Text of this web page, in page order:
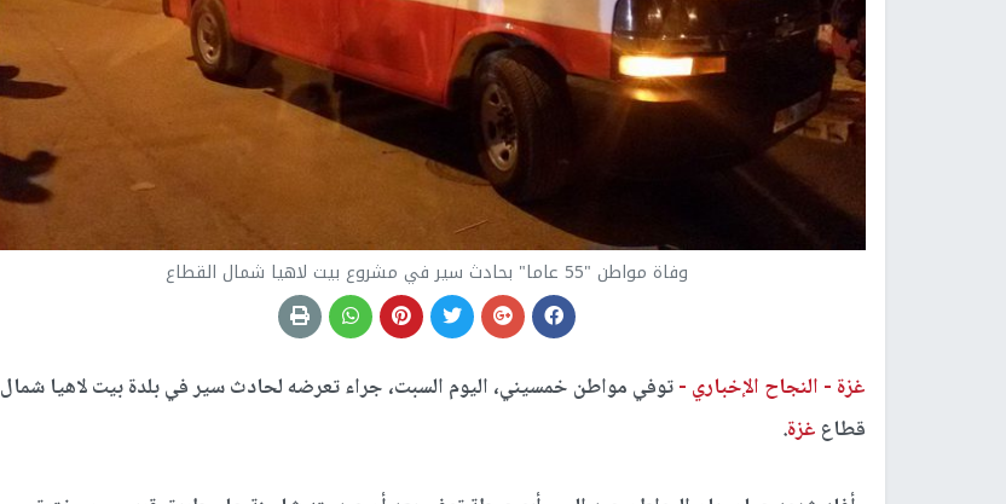
وفاة مواطن "55 عاما" بحادث سير في مشروع بيت لاهيا شمال القطاع
غزة - النجاح الإخباري -توفي مواطن خمسيني، اليوم السبت، جراء تعرضه لحادث سير في بلدة بيت لاهيا شمال
قطاع غزة.